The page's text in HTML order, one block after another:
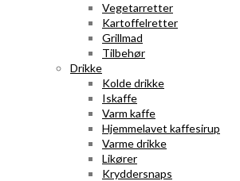
Vegetarretter
Kartoffelretter
Grillmad
Tilbehør
Drikke
Kolde drikke
Iskaffe
Varm kaffe
Hjemmelavet kaffesirup
Varme drikke
Likører
Kryddersnaps